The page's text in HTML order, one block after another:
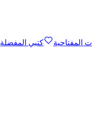
المفتاحية
كتبي المفضلة